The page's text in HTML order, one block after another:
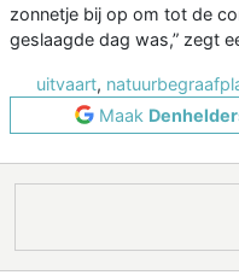
zonnetje bij op om tot de
geslaagde dag was,” zegt
uitvaart,
Maak